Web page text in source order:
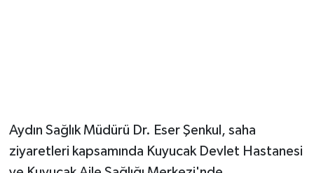
Aydın Sağlık Müdürü Dr. Eser Şenkul, saha
ziyaretleri kapsamında Kuyucak Devlet Hastanesi